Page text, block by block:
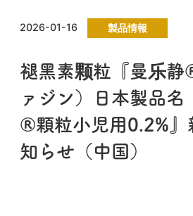
2026-01-16 製品情報
褪黑素颗粒『曼乐静
ァジン）日本製品名
®顆粒小児用0.2%』
知らせ（中国）